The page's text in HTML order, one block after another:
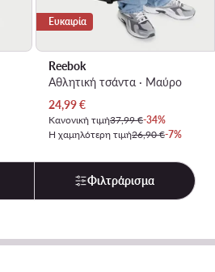
Ευκαιρία
Reebok
Αθλητική τσάντα · Μαύρο
Τρέχουσα τιμή
24,99€
Κανονική τιμή37,99 €-34%
Η χαμηλότερη τιμή26,90 €-7%
Φιλτράρισμα